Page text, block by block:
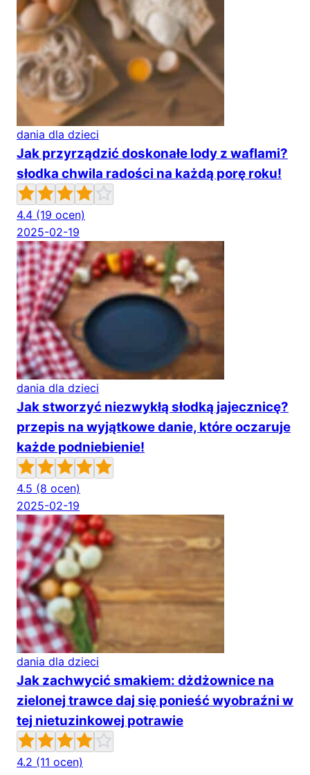
dania dla dzieci
Jak przyrządzić doskonałe lody z waflami?
słodka chwila radości na każdą porę roku!
4.4 (19 ocen)
2025-02-19
dania dla dzieci
Jak stworzyć niezwykłą słodką jajecznicę?
przepis na wyjątkowe danie, które oczaruje
każde podniebienie!
4.5 (8 ocen)
2025-02-19
dania dla dzieci
Jak zachwycić smakiem: dżdżownice na
zielonej trawce daj się ponieść wyobraźni w
tej nietuzinkowej potrawie
4.2 (11 ocen)